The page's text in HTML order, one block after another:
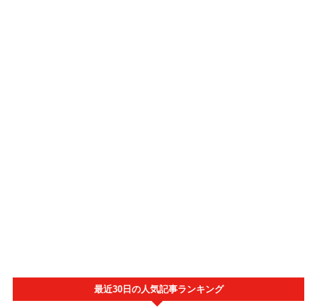
最近30日の人気記事ランキング